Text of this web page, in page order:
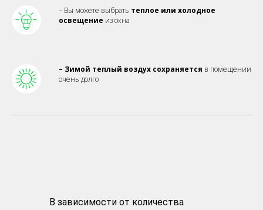
– Вы можете выбрать теплое или холодное
освещение из окна
– Зимой теплый воздух сохраняется в помещении
очень долго
В зависимости от количества